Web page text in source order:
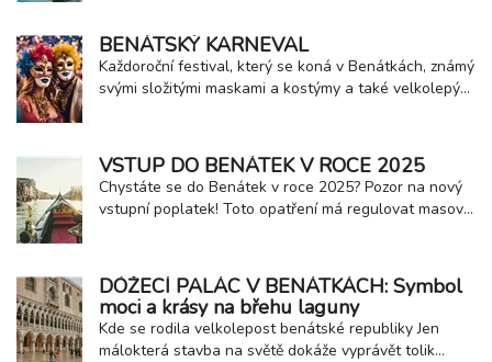
si nesmíte nechat ujít Festa del Redentore– Slavnost
Vykupitele. Tento festival je pro Benátčany víc než
jen oslavou: je to srdcová záležitost...
BENÁTSKÝ KARNEVAL
Každoroční festival, který se koná v Benátkách, známý
svými složitými maskami a kostýmy a také velkolepými
Svého vrcholu dosáhl v 18. století, kdy se stal jedním
z nejslavnějších a...
VSTUP DO BENÁTEK V ROCE 2025
Chystáte se do Benátek v roce 2025? Pozor na nový
vstupní poplatek! Toto opatření má regulovat masový
zaplatit vstupní poplatek při příjezdu do města. Výše
poplatku a způsob platby Pokud si...
DÓŽECÍ PALÁC V BENÁTKÁCH: Symbol
moci a krásy na břehu laguny
Kde se rodila velkolepost benátské republiky Jen
málokterá stavba na světě dokáže vyprávět tolik